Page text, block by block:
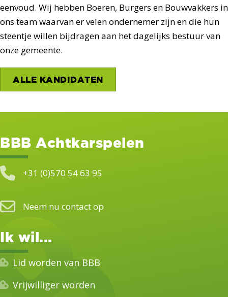
eenvoud. Wij hebben Boeren, Burgers en Bouwvakkers in
ons team waarvan er velen ondernemer zijn en die hun
steentje willen bijdragen aan het dagelijks bestuur van
onze gemeente.
ALLE KANDIDATEN
BBB Achtkarspelen
+31 (0)570 54 63 95
Neem nu contact op
Ik wil...
Lid worden van BBB
Vrijwilliger worden